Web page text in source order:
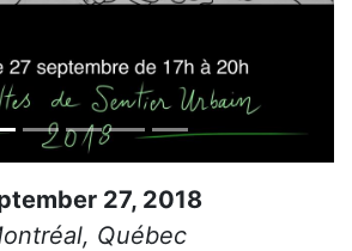
27, 2018
Québec